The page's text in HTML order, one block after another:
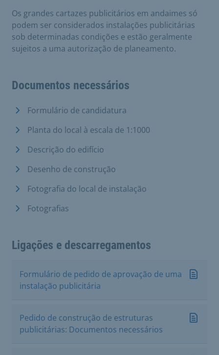
Os grandes cartazes publicitários em andaimes só
podem ser considerados instalações publicitárias
sob determinadas condições e estão geralmente
sujeitos a uma autorização de planeamento.
Documentos necessários
Formulário de candidatura
Planta do local à escala de 1:1000
Descrição do edifício
Desenho de construção
Fotografia do local de instalação
Fotografias
Ligações e descarregamentos
Formulário de pedido de aprovação de uma
instalação publicitária
Pedido de construção de estruturas
publicitárias: Documentos necessários